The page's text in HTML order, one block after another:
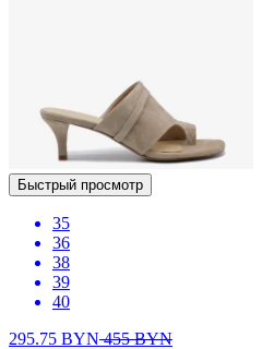
Быстрый просмотр
35
36
38
39
40
295.75 BYN455BYN